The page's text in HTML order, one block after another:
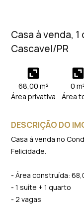
Casa à venda,
Cascavel/PR
68,00 m²
Área privativa
0
Área
DESCRIÇÃO DO
Casa à venda no
Felicidade.
- Área construída:
- 1 suíte + 1 quarto
- 2 vagas